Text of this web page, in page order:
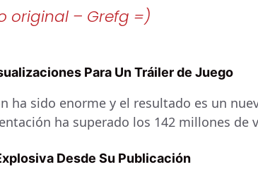
original – Grefg =)
Para Un Tráiler de Juego
ha sido enorme y el resultado es un
ha superado los 142 millones de
Desde Su Publicación